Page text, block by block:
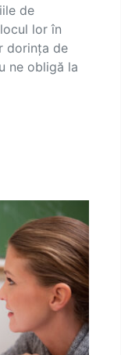
de
lor în
dorința de
ne obligă la